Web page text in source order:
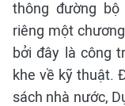
thông đường bộ
riêng một
bởi đây là công
khe về kỹ thuật.
sách nhà nước,